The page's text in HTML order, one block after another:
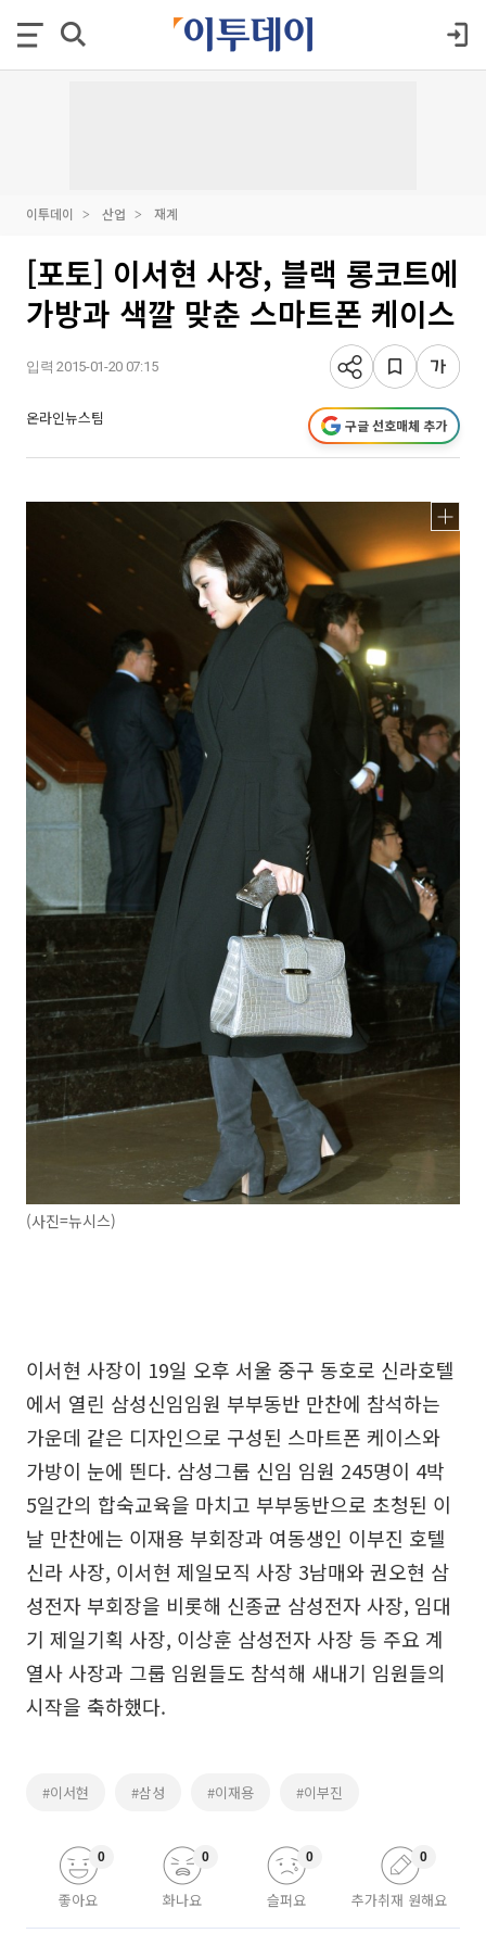
이투데이 산업 재계
[포토] 이서현 사장, 블랙 롱코트에
가방과 색깔 맞춘 스마트폰 케이스
입력 2015-01-20 07:15
온라인뉴스팀 구글 선호매체 추가
(사진=뉴시스)
이서현 사장이 19일 오후 서울 중구 동호로 신라호텔
에서 열린 삼성신임임원 부부동반 만찬에 참석하는
가운데 같은 디자인으로 구성된 스마트폰 케이스와
가방이 눈에 띈다. 삼성그룹 신임 임원 245명이 4박
5일간의 합숙교육을 마치고 부부동반으로 초청된 이
날 만찬에는 이재용 부회장과 여동생인 이부진 호텔
신라 사장, 이서현 제일모직 사장 3남매와 권오현 삼
성전자 부회장을 비롯해 신종균 삼성전자 사장, 임대
기 제일기획 사장, 이상훈 삼성전자 사장 등 주요 계
열사 사장과 그룹 임원들도 참석해 새내기 임원들의
시작을 축하했다.
#이서현 #삼성 #이재용 #이부진
좋아요
0
화나요
0
슬퍼요
0
추가취재 원해요
0